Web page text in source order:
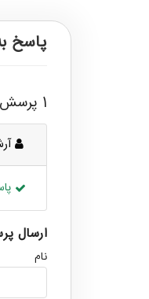
پاسخ
1 پرسش درباره محصول
ارسال
نام